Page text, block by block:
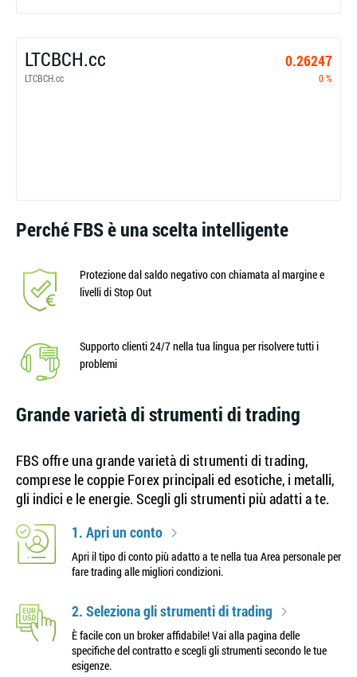
LTCBCH.cc 0.26247
LTCBCH.cc 0 %
Perché FBS è una scelta intelligente
Protezione dal saldo negativo con chiamata al margine e
livelli di Stop Out
Supporto clienti 24/7 nella tua lingua per risolvere tutti i
problemi
Grande varietà di strumenti di trading
FBS offre una grande varietà di strumenti di trading,
comprese le coppie Forex principali ed esotiche, i metalli,
gli indici e le energie. Scegli gli strumenti più adatti a te.
1. Apri un conto
Apri il tipo di conto più adatto a te nella tua Area personale per
fare trading alle migliori condizioni.
2. Seleziona gli strumenti di trading
È facile con un broker affidabile! Vai alla pagina delle
specifiche del contratto e scegli gli strumenti secondo le tue
esigenze.